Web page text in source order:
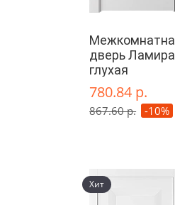
дверь Ламира
глухая
780.84 р.
867.60 р. -10%
Хит